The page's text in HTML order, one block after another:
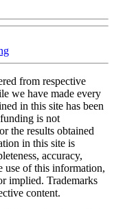
from respective
we have made every
in this site has been
is not
the results obtained
in this site is
accuracy,
use of this information,
implied. Trademarks
content.